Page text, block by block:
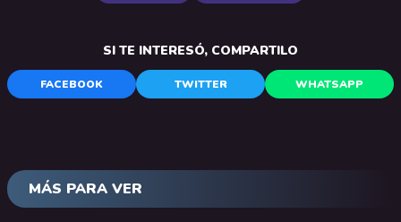
SI TE INTERESÓ, COMPARTILO
FACEBOOK TWITTER WHATSAPP
MÁS PARA VER